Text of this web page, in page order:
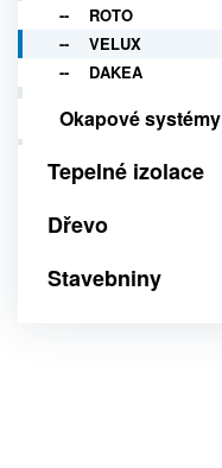
ROTO
VELUX
DAKEA
Okapové systémy
Tepelné izolace
Dřevo
Stavebniny